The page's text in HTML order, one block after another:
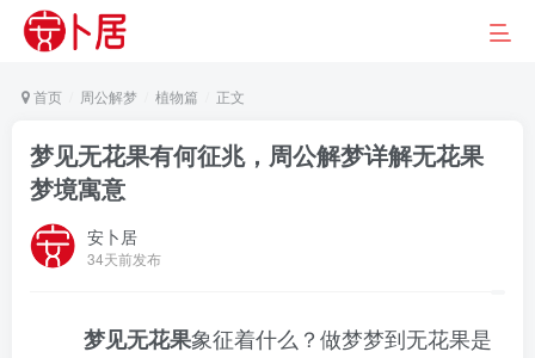
首页 周公解梦 植物篇 正文
梦见无花果有何征兆，周公解梦详解无花果
梦境寓意
安卜居
34天前发布
梦见无花果象征着什么？做梦梦到无花果是